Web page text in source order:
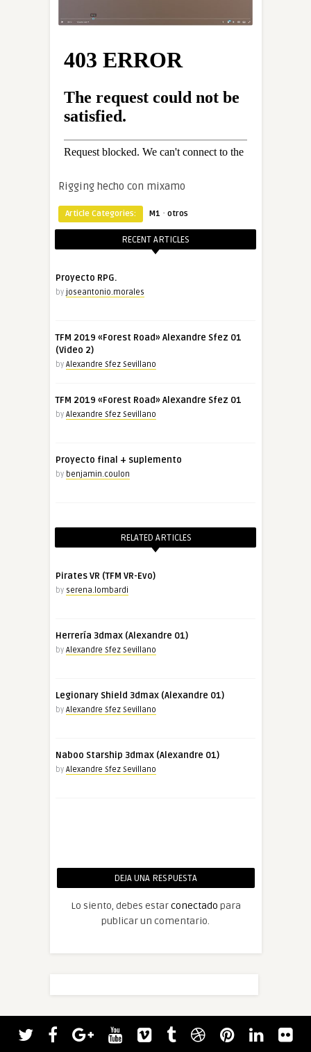
Rigging hecho con mixamo
Article Categories: M1 · otros
RECENT ARTICLES
Proyecto RPG.
by joseantonio.morales
TFM 2019 «Forest Road» Alexandre Sfez 01
(Video 2)
by Alexandre Sfez Sevillano
TFM 2019 «Forest Road» Alexandre Sfez 01
by Alexandre Sfez Sevillano
Proyecto final + suplemento
by benjamin.coulon
RELATED ARTICLES
Pirates VR (TFM VR-Evo)
by serena.lombardi
Herrería 3dmax (Alexandre 01)
by Alexandre Sfez Sevillano
Legionary Shield 3dmax (Alexandre 01)
by Alexandre Sfez Sevillano
Naboo Starship 3dmax (Alexandre 01)
by Alexandre Sfez Sevillano
DEJA UNA RESPUESTA
Lo siento, debes estarconectado para
publicar un comentario.